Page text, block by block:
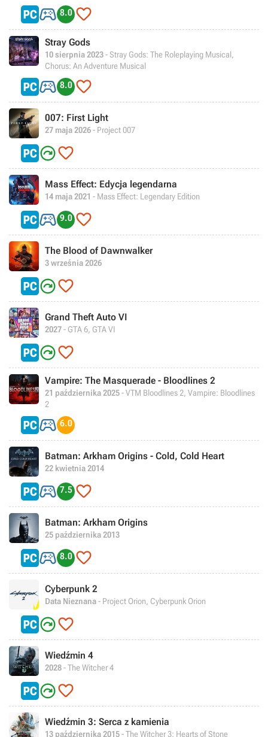
 8.0 
Stray Gods
10 sierpnia 2023- Stray Gods: The Roleplaying Musical,
Chorus: An Adventure Musical
 8.0 
007: First Light
27 maja 2026- Project 007

Mass Effect: Edycja legendarna
14 maja 2021 - Mass Effect: Legendary Edition
 9.0 
The Blood of Dawnwalker
3 września 2026

Grand Theft Auto VI
2027- GTA 6, GTA VI

Vampire: The Masquerade - Bloodlines 2
21 października 2025- VTM Bloodlines 2, Vampire: Bloodlines
2
 6.0
Batman: Arkham Origins - Cold, Cold Heart
22 kwietnia 2014
 7.5 
Batman: Arkham Origins
25 października 2013
 8.0 
Cyberpunk 2
Data Nieznana- Project Orion, Cyberpunk Orion

Wiedźmin 4
2028- The Witcher 4

Wiedźmin 3: Serca z kamienia
13 października 2015- The Witcher 3: Hearts of Stone